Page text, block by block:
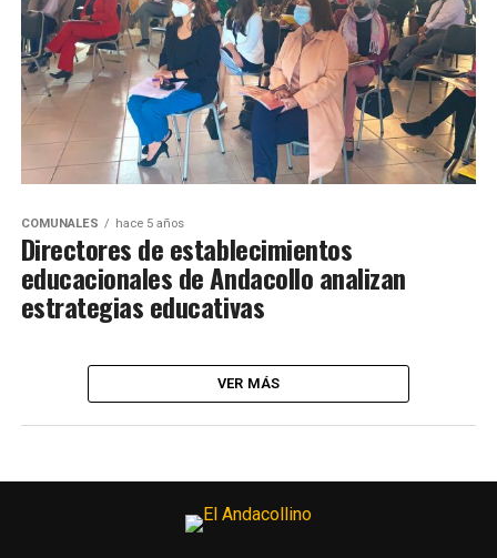
COMUNALES hace 5 años
Directores de establecimientos
educacionales de Andacollo analizan
estrategias educativas
VER MÁS